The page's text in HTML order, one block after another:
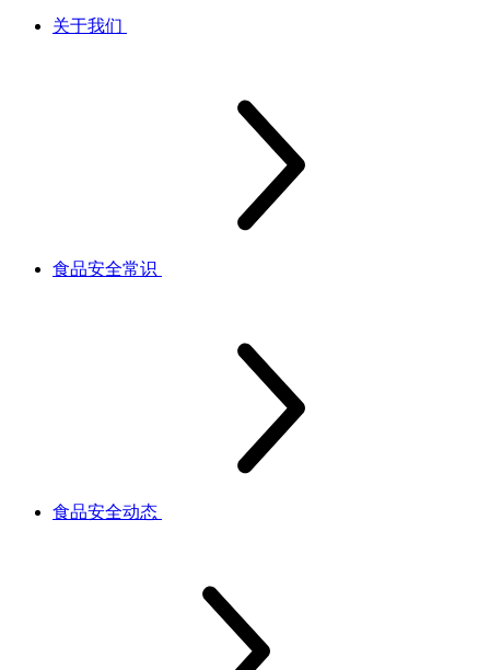
关于我们
食品安全常识
食品安全动态